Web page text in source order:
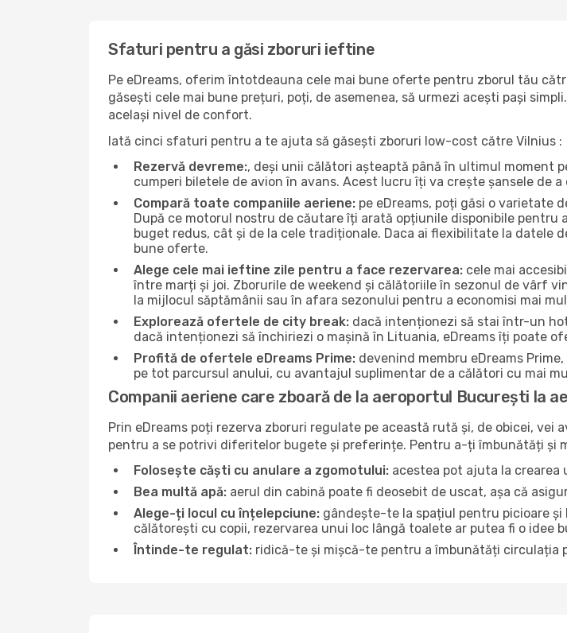
Sfaturi pentru a găsi zboruri ieftine
Pe eDreams, oferim întotdeauna cele mai bune oferte pentru zborul tău
găsești cele mai bune prețuri, poți, de asemenea, să urmezi acești pași
același nivel de confort.
Iată cinci sfaturi pentru a te ajuta să găsești zboruri low-cost către Vilnius :
Rezervă devreme:, deși unii călători așteaptă până în ultimul moment
cumperi biletele de avion în avans. Acest lucru îți va crește șansele de
Compară toate companiile aeriene: pe eDreams, poți găsi o varietate
După ce motorul nostru de căutare îți arată opțiunile disponibile
buget redus, cât și de la cele tradiționale. Daca ai flexibilitate la datele
bune oferte.
Alege cele mai ieftine zile pentru a face rezervarea: cele mai
între marți și joi. Zborurile de weekend și călătoriile în sezonul de vârf
la mijlocul săptămânii sau în afara sezonului pentru a economisi mai
Explorează ofertele de city break: dacă intenționezi să stai într-un
dacă intenționezi să închiriezi o mașină în Lituania, eDreams îți poate
Profită de ofertele eDreams Prime: devenind membru eDreams
pe tot parcursul anului, cu avantajul suplimentar de a călători cu mai
Companii aeriene care zboară de la aeroportul București la
Prin eDreams poți rezerva zboruri regulate pe această rută și, de obicei,
pentru a se potrivi diferitelor bugete și preferințe. Pentru a-ți îmbunătăți și
Folosește căști cu anulare a zgomotului: acestea pot ajuta la
Bea multă apă: aerul din cabină poate fi deosebit de uscat, așa că
Alege-ți locul cu înțelepciune: gândește-te la spațiul pentru picioare și
călătorești cu copii, rezervarea unui loc lângă toalete ar putea fi o idee
Întinde-te regulat: ridică-te și mișcă-te pentru a îmbunătăți circulația